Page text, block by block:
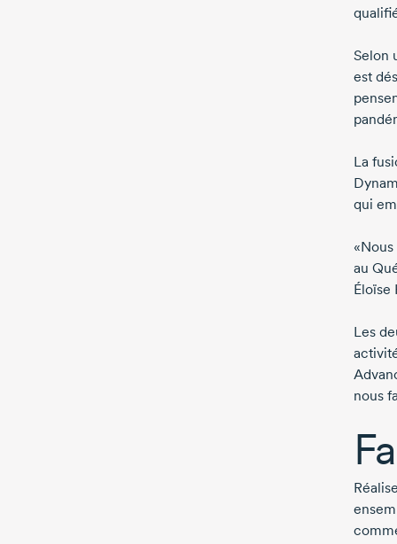
Selon
est
La
qui
au
Éloïse
Les
nous